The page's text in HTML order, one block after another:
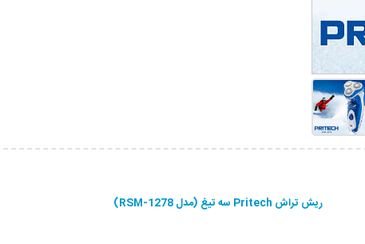
ریش تراش Pritech سه تیغ (مدل RSM-1278)